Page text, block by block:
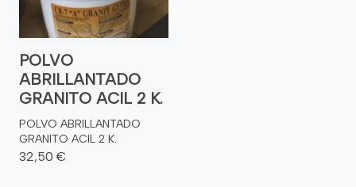
POLVO
ABRILLANTADO
GRANITO ACIL 2 K.
POLVO ABRILLANTADO
GRANITO ACIL 2 K.
32,50 €